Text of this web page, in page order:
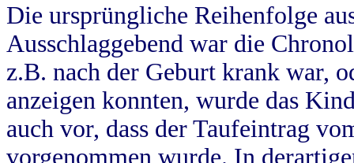
Die ursprüngliche Reihenfolge
Ausschlaggebend war die
z.B. nach der Geburt krank war,
anzeigen konnten, wurde das
auch vor, dass der Taufeintrag
vorgenommen wurde. In